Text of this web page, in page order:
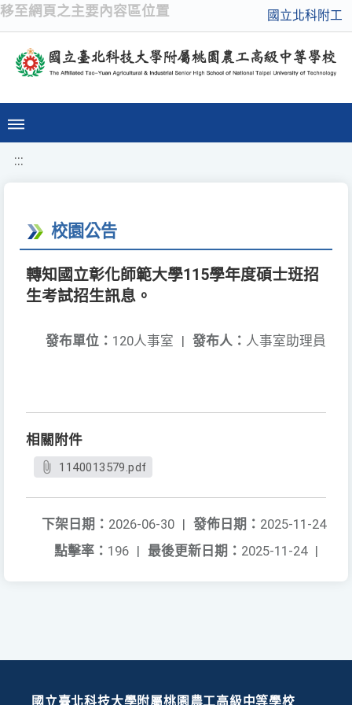
移至網頁之主要內容區位置 國立北科附工
:::
校園公告
轉知國立彰化師範大學115學年度碩士班招
生考試招生訊息。
發布人： 人事室助理員
發布單位： 120人事室 |
相關附件
1140013579.pdf
發佈日期： 2025-11-24
下架日期： 2026-06-30 |
最後更新日期： 2025-11-24 |
點擊率： 196 |
國立臺北科技大學附屬桃園農工高級中等學校